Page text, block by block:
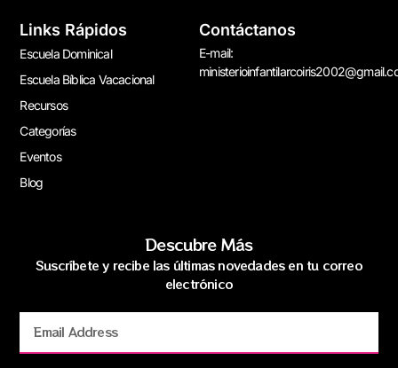
Links Rápidos
Escuela Dominical
Escuela Bíblica Vacacional
Recursos
Categorías
Eventos
Blog
Contáctanos
E-mail:
Descubre Más
Suscríbete y recibe las últimas novedades en tu correo
electrónico